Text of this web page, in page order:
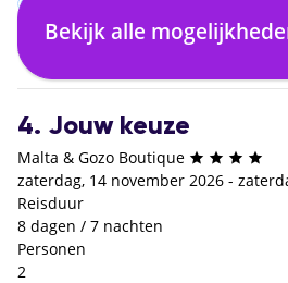
Inclusief ontbijt
€ 0,- p.p.
Bekijk alle
4. Jouw keuze
Malta & Gozo Boutique
zaterdag, 14 november 2026 -
Reisduur
8 dagen / 7 nachten
Personen
2